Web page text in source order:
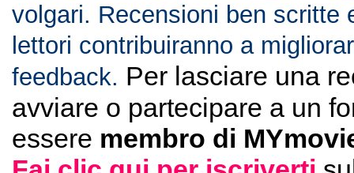
volgari. Recensioni ben scritte
lettori contribuiranno a
feedback. Per lasciare una
avviare o partecipare a un
essere membro di